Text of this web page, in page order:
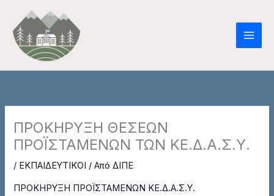
περιεχόμενο
ΠΡΟΚΗΡΥΞΗ ΘΕΣΕΩΝ
ΠΡΟΪΣΤΑΜΕΝΩΝ ΤΩΝ ΚΕ.Δ.Α.Σ.Υ.
/ ΕΚΠΑΙΔΕΥΤΙΚΟΙ / ΑπόΔΙΠΕ
ΠΡΟΚΗΡΥΞΗ ΠΡΟΪΣΤΑΜΕΝΩΝ ΚΕ.Δ.Α.Σ.Υ.